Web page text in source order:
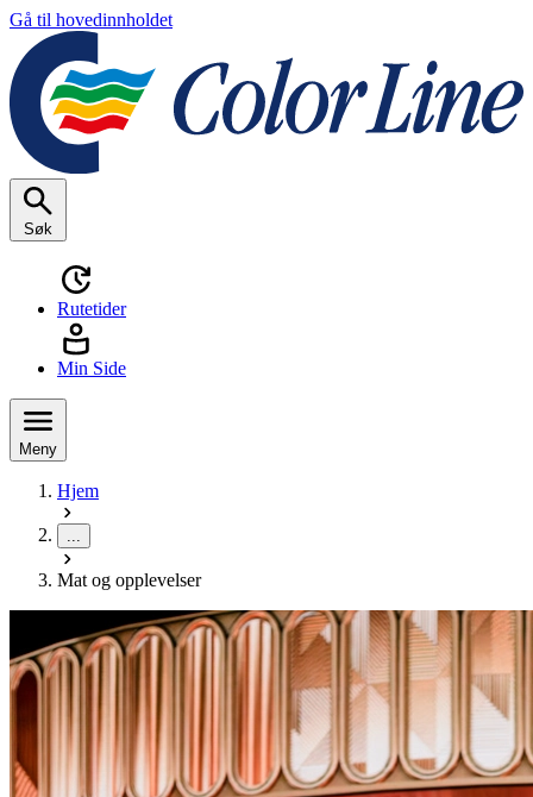
Gå til hovedinnholdet
Søk
Rutetider
Min Side
Meny
Hjem
Mat og opplevelser